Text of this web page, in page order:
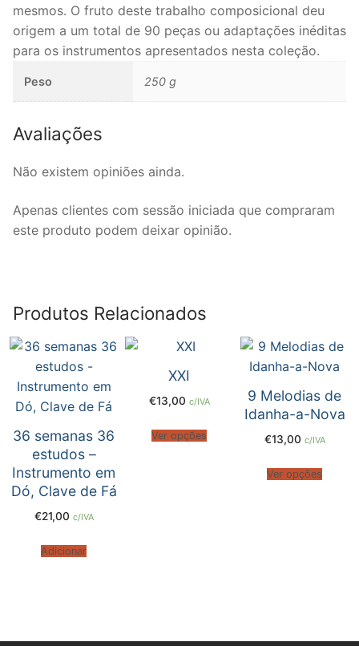
Coro
Música de Câmara
Duo
Trio
Sexteto
Livros
Teoria
CD’s/DVD’s
BAM
Autores
mesmos. O fruto deste trabalho composicional deu
origem a um total de 90 peças ou adaptações inéditas
para os instrumentos apresentados nesta coleção.
Peso 250 g
Avaliações
Não existem opiniões ainda.
Apenas clientes com sessão iniciada que compraram
este produto podem deixar opinião.
Produtos Relacionados
36 semanas 36
estudos –
Instrumento em
Dó, Clave de Fá
€21,00 c/IVA
Adicionar
XXI
€13,00 c/IVA
Ver opções
9 Melodias de
Idanha-a-Nova
€13,00 c/IVA
Ver opções